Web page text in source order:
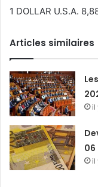
1 DOLLAR U.S.A.
Articles similaires
il
il